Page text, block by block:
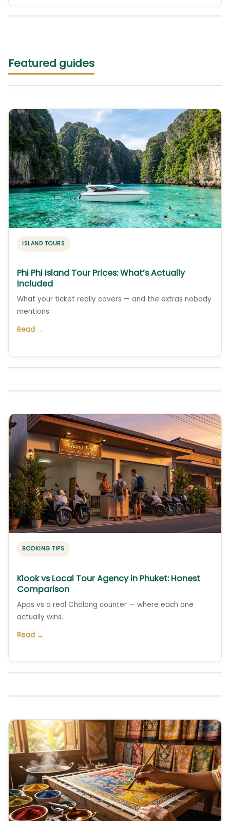
Featured guides
ISLAND TOURS
Phi Phi Island Tour Prices: What’s Actually
Included
What your ticket really covers — and the extras nobody
mentions.
Read →
BOOKING TIPS
Klook vs Local Tour Agency in Phuket: Honest
Comparison
Apps vs a real Chalong counter — where each one
actually wins.
Read →